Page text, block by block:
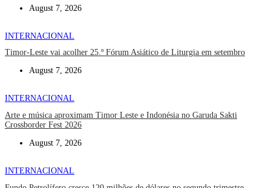
August 7, 2026
INTERNACIONAL
Timor-Leste vai acolher 25.º Fórum Asiático de Liturgia em setembro
August 7, 2026
INTERNACIONAL
Arte e música aproximam Timor Leste e Indonésia no Garuda Sakti
Crossborder Fest 2026
August 7, 2026
INTERNACIONAL